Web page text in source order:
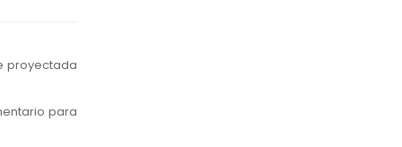
proyectada
para